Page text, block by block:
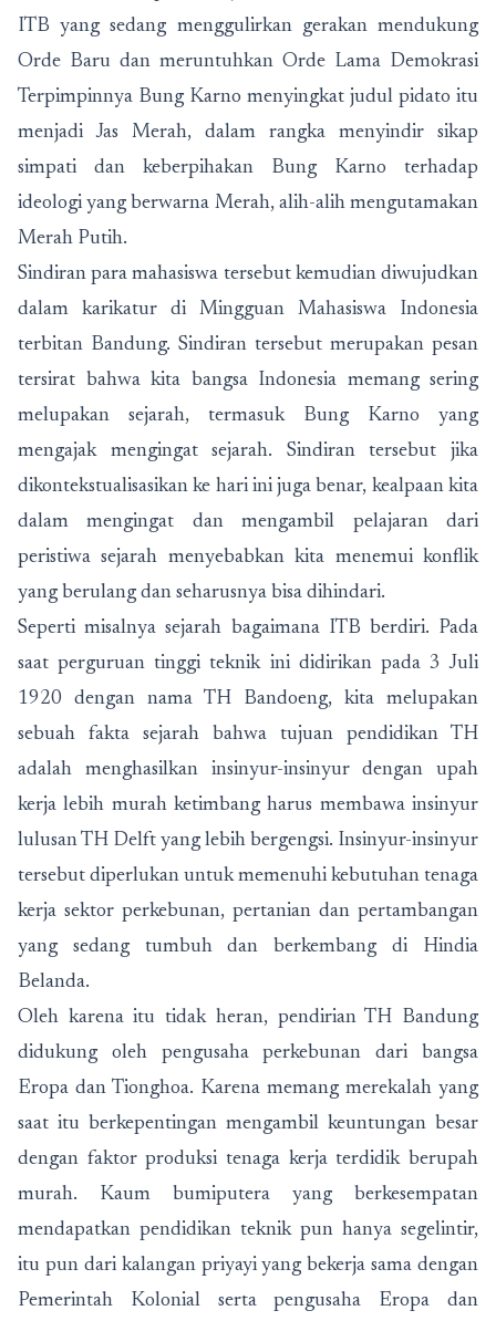
ITB yang sedang menggulirkan gerakan mendukung
Orde Baru dan meruntuhkan Orde Lama Demokrasi
Terpimpinnya Bung Karno menyingkat judul pidato itu
menjadi Jas Merah, dalam rangka menyindir sikap
simpati dan keberpihakan Bung Karno terhadap
ideologi yang berwarna Merah, alih-alih mengutamakan
Merah Putih.
Sindiran para mahasiswa tersebut kemudian diwujudkan
dalam karikatur di Mingguan Mahasiswa Indonesia
terbitan Bandung. Sindiran tersebut merupakan pesan
tersirat bahwa kita bangsa Indonesia memang sering
melupakan sejarah, termasuk Bung Karno yang
mengajak mengingat sejarah. Sindiran tersebut jika
dikontekstualisasikan ke hari ini juga benar, kealpaan kita
dalam mengingat dan mengambil pelajaran dari
peristiwa sejarah menyebabkan kita menemui konflik
yang berulang dan seharusnya bisa dihindari.
Seperti misalnya sejarah bagaimana ITB berdiri. Pada
saat perguruan tinggi teknik ini didirikan pada 3 Juli
1920 dengan nama TH Bandoeng, kita melupakan
sebuah fakta sejarah bahwa tujuan pendidikan TH
adalah menghasilkan insinyur-insinyur dengan upah
kerja lebih murah ketimbang harus membawa insinyur
lulusan TH Delft yang lebih bergengsi. Insinyur-insinyur
tersebut diperlukan untuk memenuhi kebutuhan tenaga
kerja sektor perkebunan, pertanian dan pertambangan
yang sedang tumbuh dan berkembang di Hindia
Belanda.
Oleh karena itu tidak heran, pendirian TH Bandung
didukung oleh pengusaha perkebunan dari bangsa
Eropa dan Tionghoa. Karena memang merekalah yang
saat itu berkepentingan mengambil keuntungan besar
dengan faktor produksi tenaga kerja terdidik berupah
murah. Kaum bumiputera yang berkesempatan
mendapatkan pendidikan teknik pun hanya segelintir,
itu pun dari kalangan priyayi yang bekerja sama dengan
Pemerintah Kolonial serta pengusaha Eropa dan